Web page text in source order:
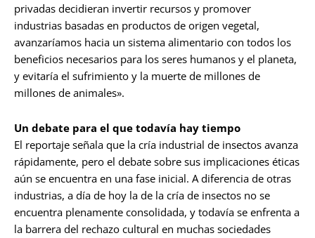
privadas decidieran invertir recursos y promover
industrias basadas en productos de origen vegetal,
avanzaríamos hacia un sistema alimentario con todos los
beneficios necesarios para los seres humanos y el planeta,
y evitaría el sufrimiento y la muerte de millones de
millones de animales».
Un debate para el que todavía hay tiempo
El reportaje señala que la cría industrial de insectos avanza
rápidamente, pero el debate sobre sus implicaciones éticas
aún se encuentra en una fase inicial. A diferencia de otras
industrias, a día de hoy la de la cría de insectos no se
encuentra plenamente consolidada, y todavía se enfrenta a
la barrera del rechazo cultural en muchas sociedades